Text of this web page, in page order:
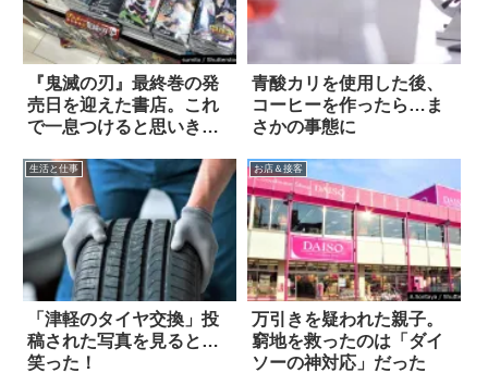
『鬼滅の刃』最終巻の発
売日を迎えた書店。これ
で一息つけると思いき
青酸カリを使用した後、
コーヒーを作ったら…ま
さかの事態に
生活と仕事
「津軽のタイヤ交換」投
稿された写真を見ると…
笑った！
お店＆接客
万引きを疑われた親子。
窮地を救ったのは「ダイ
ソーの神対応」だった